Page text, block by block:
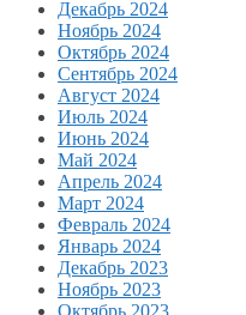
Декабрь 2024
Ноябрь 2024
Октябрь 2024
Сентябрь 2024
Август 2024
Июль 2024
Июнь 2024
Май 2024
Апрель 2024
Март 2024
Февраль 2024
Январь 2024
Декабрь 2023
Ноябрь 2023
Октябрь 2023